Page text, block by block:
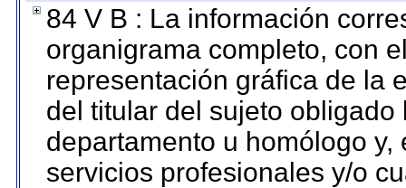
84 V B : La información
organigrama completo, con
representación gráfica de la
del titular del sujeto
departamento u homólogo
servicios profesionales y/o